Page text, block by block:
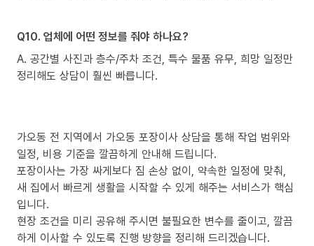
Q10. 업체에 어떤 정보를 줘야 하나요?
A. 공간별 사진과 층수/주차 조건, 특수 물품 유무, 희망 일정만
정리해도 상담이 훨씬 빠릅니다.
가오동 전 지역에서 가오동 포장이사 상담을 통해 작업 범위와
일정, 비용 기준을 깔끔하게 안내해 드립니다.
포장이사는 가장 싸게보다 짐 손상 없이, 약속한 일정에 맞춰,
새 집에서 빠르게 생활을 시작할 수 있게 해주는 서비스가 핵심
입니다.
현장 조건을 미리 공유해 주시면 불필요한 변수를 줄이고, 깔끔
하게 이사할 수 있도록 진행 방향을 정리해 드리겠습니다.